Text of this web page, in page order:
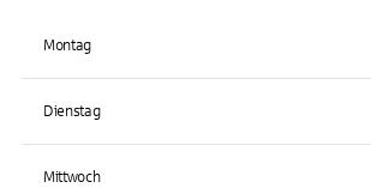
Montag
Dienstag
Mittwoch